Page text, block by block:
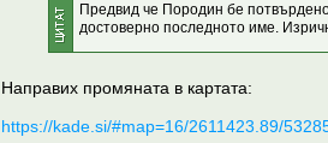
Предвид че Породин бе
достоверно последното име.
Направих промяната в картата:
https://kade.si/#map=16/2611423.89/